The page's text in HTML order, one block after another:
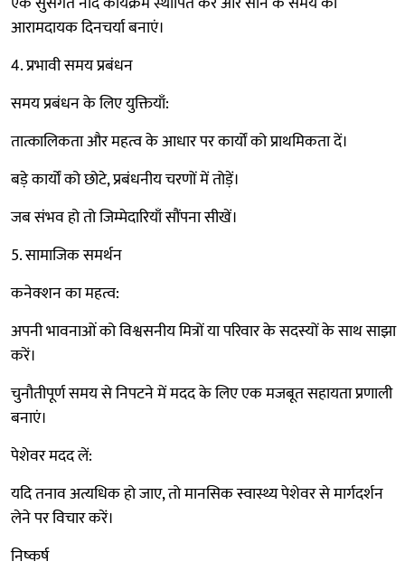
आरामदायक दिनचर्या बनाएं।
4. प्रभावी समय प्रबंधन
समय प्रबंधन के लिए युक्तियाँ:
तात्कालिकता और महत्व के आधार पर कार्यों को प्राथमिकता दें।
बड़े कार्यों को छोटे, प्रबंधनीय चरणों में तोड़ें।
जब संभव हो तो जिम्मेदारियाँ सौंपना सीखें।
5. सामाजिक समर्थन
कनेक्शन का महत्व:
अपनी भावनाओं को विश्वसनीय मित्रों या परिवार के सदस्यों के साथ साझा
करें।
चुनौतीपूर्ण समय से निपटने में मदद के लिए एक मजबूत सहायता प्रणाली
बनाएं।
पेशेवर मदद लें:
यदि तनाव अत्यधिक हो जाए, तो मानसिक स्वास्थ्य पेशेवर से मार्गदर्शन
लेने पर विचार करें।
निष्कर्ष